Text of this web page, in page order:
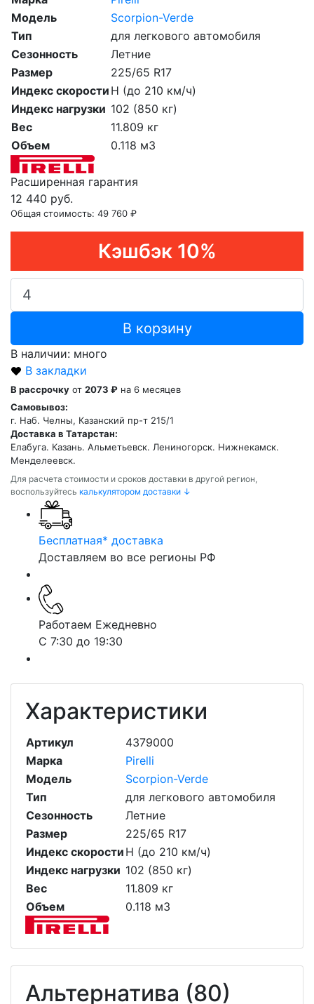
Модель
Scorpion-Verde
Тип
для легкового автомобиля
Сезонность
Летние
Размер
225/65 R17
Индекс скорости H (до 210 км/ч)
Индекс нагрузки 102 (850 кг)
Вес
11.809 кг
Объем
0.118 м3
Расширенная гарантия
12 440 руб.
Общая стоимость: 49 760 ₽
Кэшбэк 10%
В корзину
В наличии: много
В закладки
В рассрочку от 2073 ₽ на 6 месяцев
Самовывоз:
г. Наб. Челны, Казанский пр-т 215/1
Доставка в Татарстан:
Елабуга. Казань. Альметьевск. Лениногорск. Нижнекамск.
Менделеевск.
Для расчета стоимости и сроков доставки в другой регион,
воспользуйтесь калькулятором доставки ↓
Бесплатная* доставка
Доставляем во все регионы РФ
Работаем Ежедневно
С 7:30 до 19:30
Характеристики
Артикул
4379000
Марка
Pirelli
Модель
Scorpion-Verde
Тип
для легкового автомобиля
Сезонность
Летние
Размер
225/65 R17
Индекс скорости H (до 210 км/ч)
Индекс нагрузки 102 (850 кг)
Вес
11.809 кг
Объем
0.118 м3
Альтернатива (80)